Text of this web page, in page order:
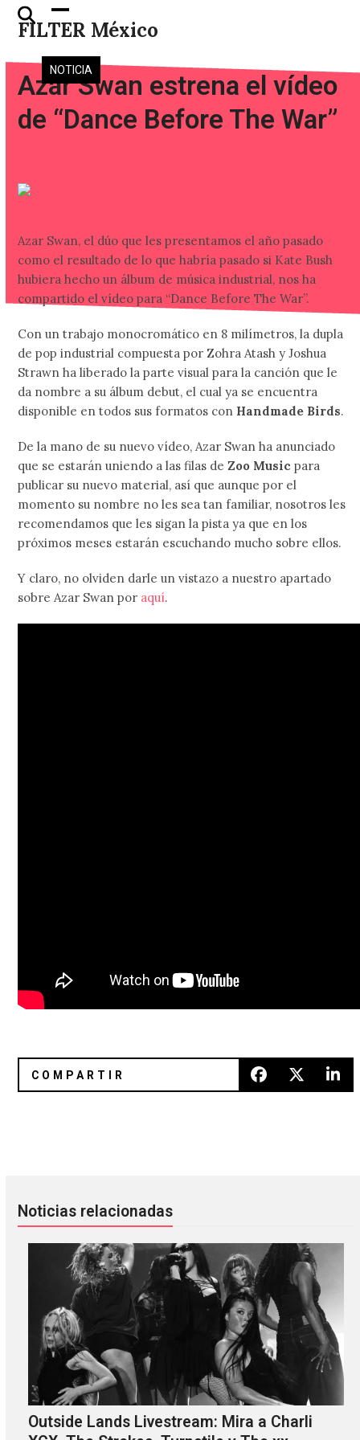
Skip
FILTER México
Open
mobile
menu
Close
mobile
menu
NOTICIA
Azar Swan estrena el vídeo
de “Dance Before The War”
Azar Swan, el dúo que les presentamos el año pasado
como el resultado de lo que habría pasado si Kate Bush
hubiera hecho un álbum de música industrial, nos ha
compartido el vídeo para “Dance Before The War”.
Con un trabajo monocromático en 8 milímetros, la dupla
de pop industrial compuesta por Zohra Atash y Joshua
Strawn ha liberado la parte visual para la canción que le
da nombre a su álbum debut, el cual ya se encuentra
disponible en todos sus formatos con Handmade Birds.
De la mano de su nuevo vídeo, Azar Swan ha anunciado
que se estarán uniendo a las filas de Zoo Music para
publicar su nuevo material, así que aunque por el
momento su nombre no les sea tan familiar, nosotros les
recomendamos que les sigan la pista ya que en los
próximos meses estarán escuchando mucho sobre ellos.
Y claro, no olviden darle un vistazo a nuestro apartado
sobre Azar Swan por aquí.
Noticias relacionadas
Outside Lands Livestream: Mira a Charli